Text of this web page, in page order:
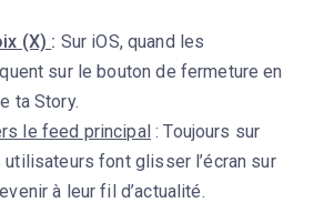
(X) : Sur iOS, quand les
sur le bouton de fermeture en
ta Story.
le feed principal: Toujours sur
utilisateurs font glisser l’écran sur
à leur fil d’actualité.